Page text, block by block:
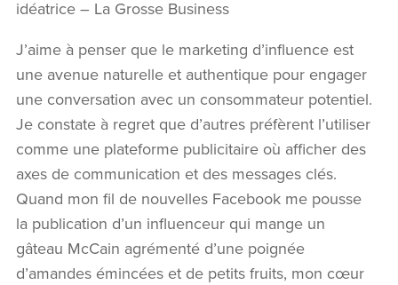
idéatrice – La Grosse Business
J’aime à penser que le marketing d’influence est
une avenue naturelle et authentique pour engager
une conversation avec un consommateur potentiel.
Je constate à regret que d’autres préfèrent l’utiliser
comme une plateforme publicitaire où afficher des
axes de communication et des messages clés.
Quand mon fil de nouvelles Facebook me pousse
la publication d’un influenceur qui mange un
gâteau McCain agrémenté d’une poignée
d’amandes émincées et de petits fruits, mon cœur